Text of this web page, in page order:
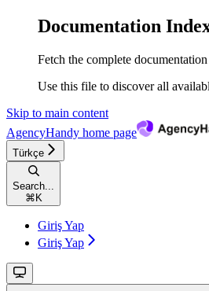
Documentation
Fetch the complete
Use this file to discover all
Skip to main content
AgencyHandy home page
Türkçe
Search...
⌘ K
Giriş Yap
Giriş Yap